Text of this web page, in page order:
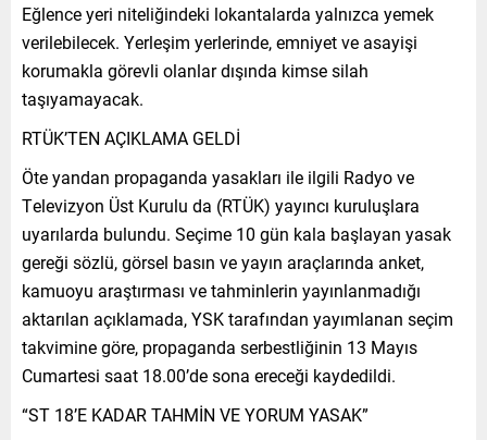
Eğlence yeri niteliğindeki lokantalarda yalnızca yemek
verilebilecek. Yerleşim yerlerinde, emniyet ve asayişi
korumakla görevli olanlar dışında kimse silah
taşıyamayacak.
RTÜK’TEN AÇIKLAMA GELDİ
Öte yandan propaganda yasakları ile ilgili Radyo ve
Televizyon Üst Kurulu da (RTÜK) yayıncı kuruluşlara
uyarılarda bulundu. Seçime 10 gün kala başlayan yasak
gereği sözlü, görsel basın ve yayın araçlarında anket,
kamuoyu araştırması ve tahminlerin yayınlanmadığı
aktarılan açıklamada, YSK tarafından yayımlanan seçim
takvimine göre, propaganda serbestliğinin 13 Mayıs
Cumartesi saat 18.00’de sona ereceği kaydedildi.
“ST 18’E KADAR TAHMİN VE YORUM YASAK”